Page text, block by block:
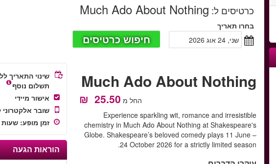
כרטיסים ל:
Much Ado About Nothing
בחרו תאריך
שני, 24 אוג 2026
חיפוש כרטיסים
Much Ado About Nothing
החל מ
Experience sparkling wit, romance and irresistible
chemistry in Much Ado About Nothing at Shakespeare's
Globe. Shakespeare’s beloved comedy plays 11 June –
24 October 2026 for a strictly limited season.
שינוי התאריך
תשלום נוסף
אישור מיידי
שובר אלקטרוני
זמן מופע: שעות
הוראות הגעה